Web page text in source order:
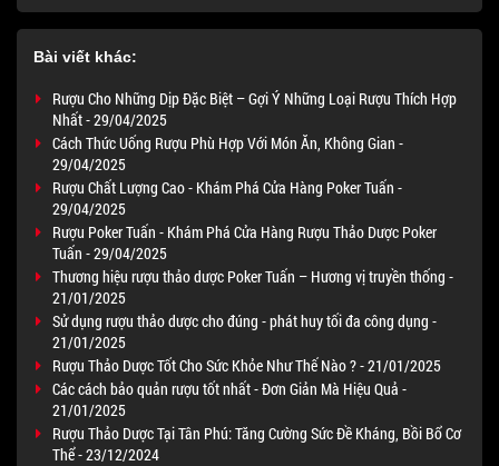
Bài viết khác:
Rượu Cho Những Dịp Đặc Biệt – Gợi Ý Những Loại Rượu Thích Hợp
Nhất - 29/04/2025
Cách Thức Uống Rượu Phù Hợp Với Món Ăn, Không Gian -
29/04/2025
Rượu Chất Lượng Cao - Khám Phá Cửa Hàng Poker Tuấn -
29/04/2025
Rượu Poker Tuấn - Khám Phá Cửa Hàng Rượu Thảo Dược Poker
Tuấn - 29/04/2025
Thương hiệu rượu thảo dược Poker Tuấn – Hương vị truyền thống -
21/01/2025
Sử dụng rượu thảo dược cho đúng - phát huy tối đa công dụng -
21/01/2025
Rượu Thảo Dược Tốt Cho Sức Khỏe Như Thế Nào ? - 21/01/2025
Các cách bảo quản rượu tốt nhất - Đơn Giản Mà Hiệu Quả -
21/01/2025
Rượu Thảo Dược Tại Tân Phú: Tăng Cường Sức Đề Kháng, Bồi Bổ Cơ
Thể - 23/12/2024